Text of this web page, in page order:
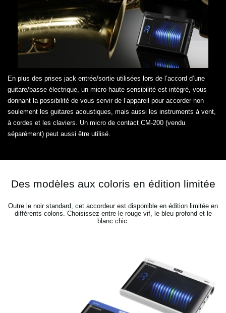
En plus des prises jack entrée/sortie utilisées lors de l’accord d’une
guitare/basse électrique, un micro haute sensibilité est intégré, vous
donnant la possibilité de vous servir de l’appareil pour accorder non
seulement les guitares acoustiques, mais aussi les instruments à vent,
à cordes et les claviers. Un micro de contact CM-200 (vendu
séparément) peut aussi être utilisé.
Des modèles aux coloris en édition limitée
Outre le noir standard, cet accordeur est disponible en édition limitée en
différents coloris. Choisissez entre le rouge vif, le bleu profond et le
blanc chic.